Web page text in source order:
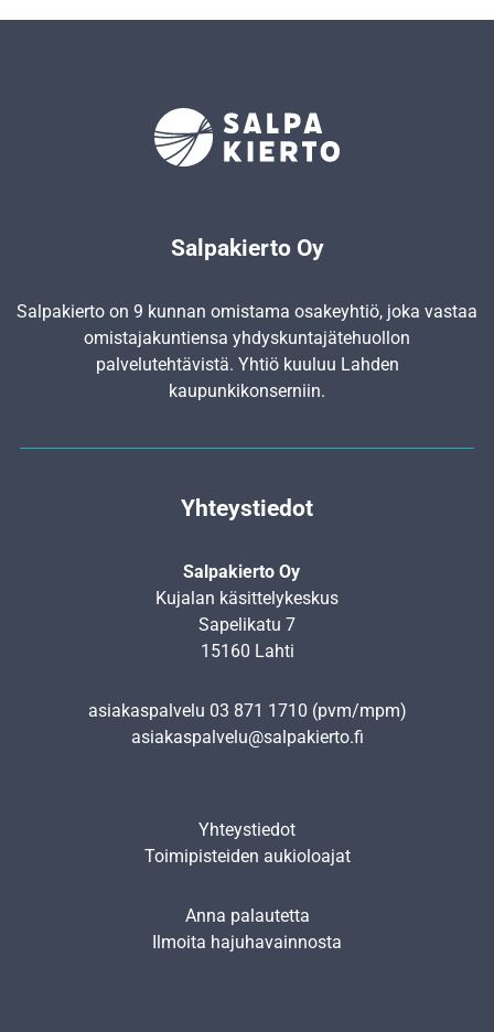
Salpakierto Oy
Salpakierto on 9 kunnan omistama osakeyhtiö, joka vastaa
omistajakuntiensa yhdyskunta­jätehuollon
palvelutehtävistä. Yhtiö kuuluu Lahden
kaupunkikonserniin.
Yhteystiedot
Salpakierto Oy
Kujalan käsittelykeskus
Sapelikatu 7
15160 Lahti
asiakaspalvelu 03 871 1710 (pvm/mpm)
asiakaspalvelu@salpakierto.fi
Yhteystiedot
Toimipisteiden aukioloajat
Anna palautetta
Ilmoita hajuhavainnosta